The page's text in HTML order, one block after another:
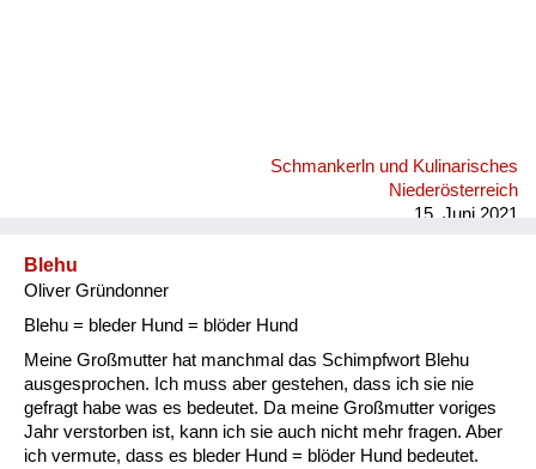
Schmankerln und Kulinarisches
Niederösterreich
15. Juni 2021
Blehu
Oliver Gründonner
Blehu = bleder Hund = blöder Hund
Meine Großmutter hat manchmal das Schimpfwort Blehu
ausgesprochen. Ich muss aber gestehen, dass ich sie nie
gefragt habe was es bedeutet. Da meine Großmutter voriges
Jahr verstorben ist, kann ich sie auch nicht mehr fragen. Aber
ich vermute, dass es bleder Hund = blöder Hund bedeutet.